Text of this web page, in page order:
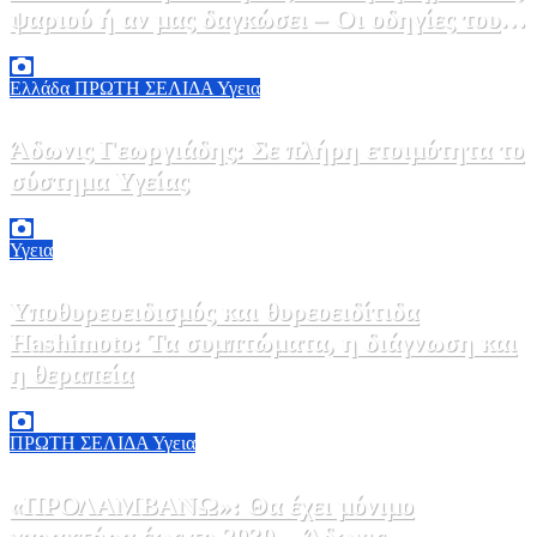
ψαριού ή αν μας δαγκώσει – Οι οδηγίες του
ΕΟΔΥ
Ελλάδα ΠΡΩΤΗ ΣΕΛΙΔΑ Υγεια
Άδωνις Γεωργιάδης: Σε πλήρη ετοιμότητα το
σύστημα Υγείας
Υγεια
Υποθυρεοειδισμός και θυρεοειδίτιδα
Hashimoto: Τα συμπτώματα, η διάγνωση και
η θεραπεία
ΠΡΩΤΗ ΣΕΛΙΔΑΥγεια
«ΠΡΟΛΑΜΒΑΝΩ»: Θα έχει μόνιμο